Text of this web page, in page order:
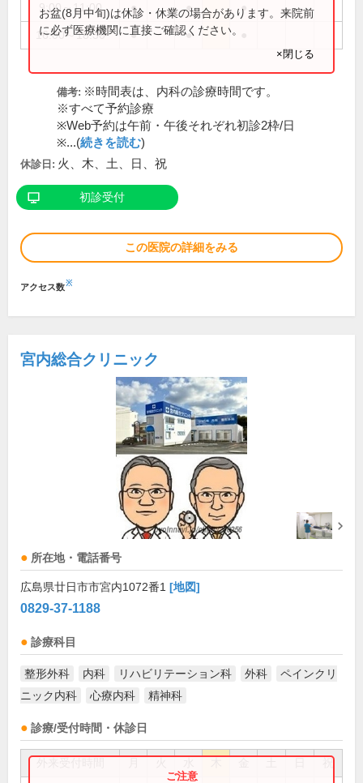
9:00～11:00 ● ● ●
16:00～18:30 ● ●
お盆(8月中旬)は休診・休業の場合があります。来院前
に必ず医療機関に直接ご確認ください。
×閉じる
備考: ※時間表は、内科の診療時間です。
※すべて予約診療
※Web予約は午前・午後それぞれ初診2枠/日
※...(続きを読む)
休診日: 火、木、土、日、祝
初診受付
この医院の詳細をみる
アクセス数※
宮内総合クリニック
所在地・電話番号
広島県廿日市市宮内1072番1 [地図]
0829-37-1188
診療科目
整形外科 内科 リハビリテーション科 外科
ペインクリ
ニック内科
心療内科 精神科
診療/受付時間・休診日
祝